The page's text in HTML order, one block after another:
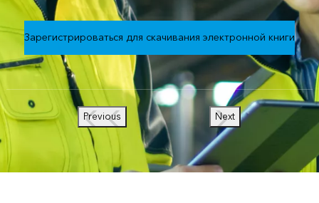
Зарегистрироваться для скачивания электронной книги
Previous Next